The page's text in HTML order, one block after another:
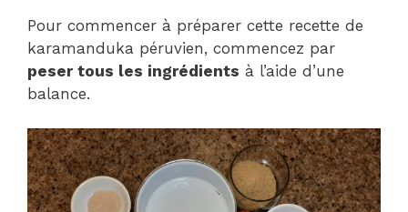
Pour commencer à préparer cette recette de
karamanduka péruvien, commencez par
peser tous les ingrédients à l’aide d’une
balance.